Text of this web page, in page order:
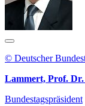
© Deutscher
Lammert, Prof.
Bundestagspräsident